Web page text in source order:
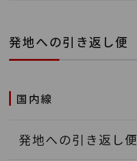
発地への引き返し便
国内線
発地への引き返し便